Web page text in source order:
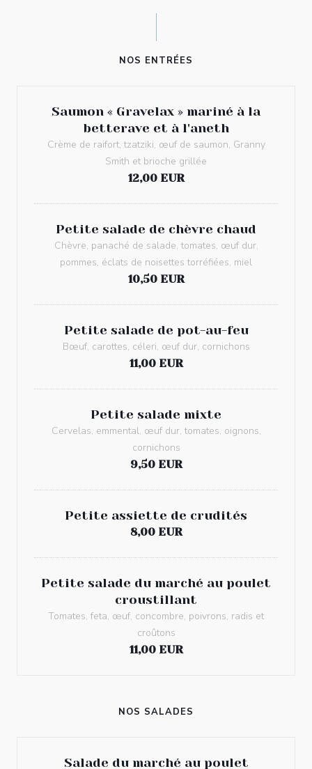
NOS ENTRÉES
Saumon « Gravelax » mariné à la
betterave et à l'aneth
Crème de raifort, tzatziki, œuf de saumon, Granny
Smith et brioche grillée
12,00 EUR
Petite salade de chèvre chaud
Chèvre, panaché de salade, tomates, œuf dur,
pommes, éclats de noisettes torréfiées, miel
10,50 EUR
Petite salade de pot-au-feu
Bœuf, carottes, céleri, œuf dur, cornichons
11,00 EUR
Petite salade mixte
Cervelas, emmental, œuf dur, tomates, oignons,
cornichons
9,50 EUR
Petite assiette de crudités
8,00 EUR
Petite salade du marché au poulet
croustillant
Tomates, feta, œuf, concombre, poivrons, radis et
croûtons
11,00 EUR
NOS SALADES
Salade du marché au poulet